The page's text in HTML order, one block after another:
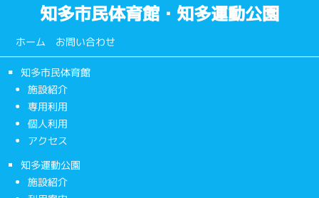
知多市民体育館・知多運動公園
ホーム お問い合わせ
知多市民体育館
施設紹介
専用利用
個人利用
アクセス
知多運動公園
施設紹介